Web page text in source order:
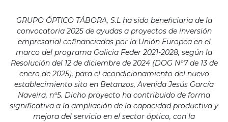
GRUPO ÓPTICO TÁBORA, S.L ha sido beneficiaria de la
convocatoria 2025 de ayudas a proyectos de inversión
empresarial cofinanciadas por la Unión Europea en el
marco del programa Galicia Feder 2021-2028, según la
Resolución del 12 de diciembre de 2024 (DOG Nº7 de 13 de
enero de 2025), para el acondicionamiento del nuevo
establecimiento sito en Betanzos, Avenida Jesús García
Naveira, nº5. Dicho proyecto ha contribuido de forma
significativa a la ampliación de la capacidad productiva y
mejora del servicio en el sector óptico, con la